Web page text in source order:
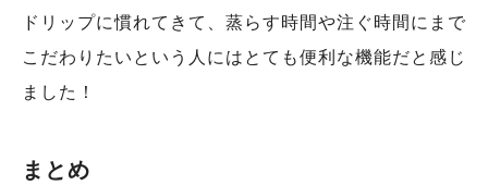
ドリップに慣れてきて、蒸らす時間や注ぐ時間にまで
こだわりたいという人にはとても便利な機能だと感じ
ました！
まとめ